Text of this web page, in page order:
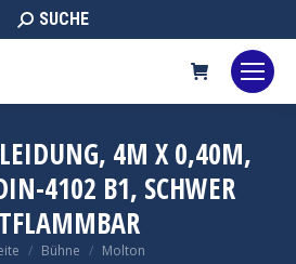
Search:
SUCHE
4M X 0,40M,
4102 B1, SCHWER
sich hier:
Bühne Molton